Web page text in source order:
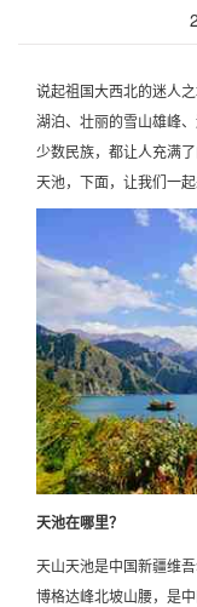
说起祖国大西北的迷人
湖泊、壮丽的雪山雄峰
少数民族，都让人充满
天池，下面，让我们一
天池在哪里？
天山天池是中国新疆维
博格达峰北坡山腰，是